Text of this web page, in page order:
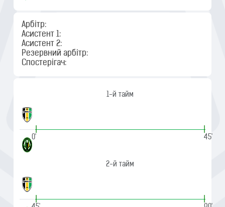
Арбітр:
Асистент 1:
Асистент 2:
Резервний арбітр:
Спостерігач:
1-й тайм
|
0'
|
45'
2-й тайм
| |